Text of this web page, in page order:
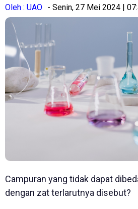
Oleh : UAO - Senin, 27 Mei 2024 |
Campuran yang tidak dapat
dengan zat terlarutnya disebut?